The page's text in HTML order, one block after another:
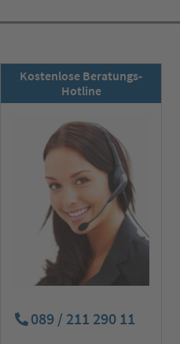
Kostenlose Beratungs-
Hotline
089 / 211 290 11